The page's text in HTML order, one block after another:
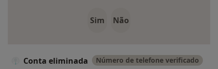
Sim Não
Conta eliminada Número de telefone verificado